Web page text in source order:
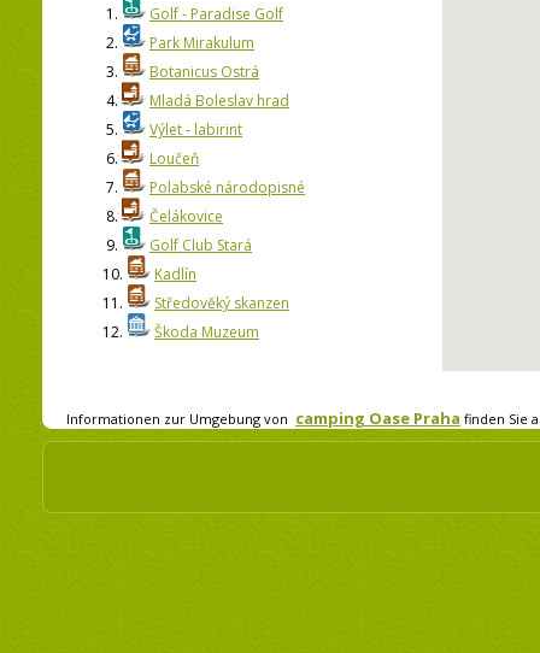
1.
Golf - Paradise Golf
2.
Park Mirakulum
3.
Botanicus Ostrá
4.
Mladá Boleslav hrad
5.
Výlet - labirint
6.
Loučeň
7.
Polabské národopisné
8.
Čelákovice
9.
Golf Club Stará
10.
Kadlín
11.
Středověký skanzen
12.
Škoda Muzeum
Informationen zur Umgebung von camping Oase Praha finden Sie